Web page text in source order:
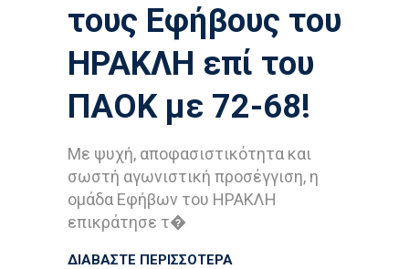
τους Εφήβους του
ΗΡΑΚΛΗ επί του
ΠΑΟΚ με 72-68!
Με ψυχή, αποφασιστικότητα και
σωστή αγωνιστική προσέγγιση, η
ομάδα Εφήβων του ΗΡΑΚΛΗ
επικράτησε τ�
ΔΙΑΒΑΣΤΕ ΠΕΡΙΣΣΟΤΕΡΑ